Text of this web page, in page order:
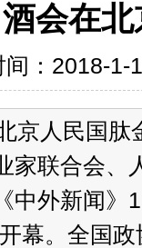
酒会在
间：2018-1-
京人民国
家联合会、
中外新闻》
幕。全国